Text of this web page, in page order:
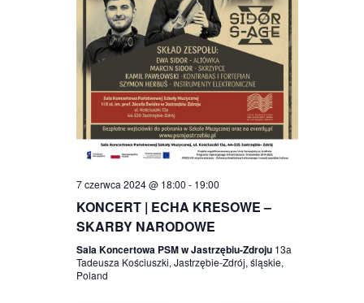
7 czerwca 2024 @ 18:00 - 19:00
KONCERT | ECHA KRESOWE –
SKARBY NARODOWE
Sala Koncertowa PSM w Jastrzębiu-Zdroju 13a
Tadeusza Kościuszki, Jastrzębie-Zdrój, śląskie,
Poland